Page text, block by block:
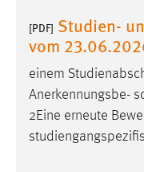
[PDF] Studien-
vom
einem
Anerkennungsbe-
2Eine erneute
MARKETING
Marketing
verwendet, um
Sie tun dies,
hinweg verfolgen.